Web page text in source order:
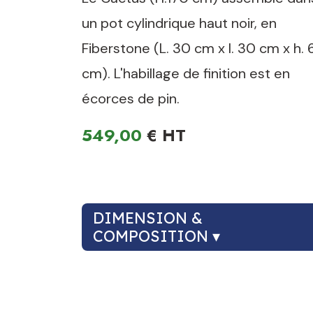
un pot cylindrique haut noir, en
Fiberstone (L. 30 cm x l. 30 cm x h.
cm). L'habillage de finition est en
écorces de pin.
549,00 €
DIMENSION &
COMPOSITION ▾